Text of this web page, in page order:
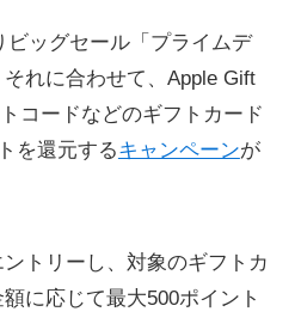
ビッグセール「プライムデ
れに合わせて、Apple Gift
コードなどのギフトカード
を還元するキャンペーンが
ントリーし、対象のギフトカ
に応じて最大500ポイント